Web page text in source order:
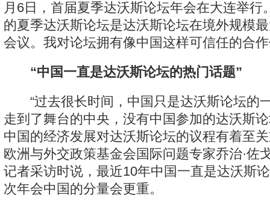
月6日，首届夏季达沃斯论坛年会在大连举行
的夏季达沃斯论坛是达沃斯论坛在境外规模
会议。我对论坛拥有像中国这样可信任的合
“中国一直是达沃斯论坛的热门话题”
“过去很长时间，中国只是达沃斯论坛的
走到了舞台的中央，没有中国参加的达沃斯
中国的经济发展对达沃斯论坛的议程有着至
欧洲与外交政策基金会国际问题专家乔治·佐
记者采访时说，最近10年中国一直是达沃斯
次年会中国的分量会更重。